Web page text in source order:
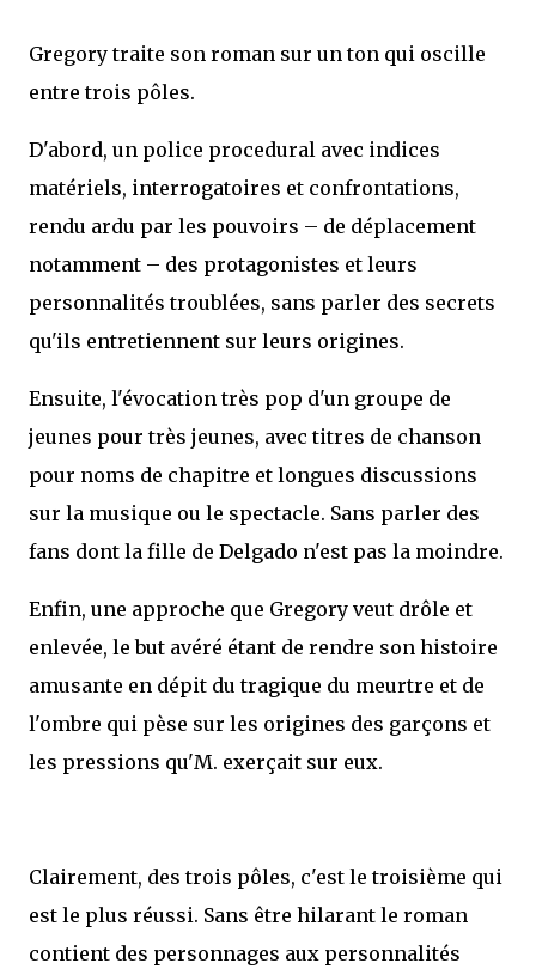
Gregory traite son roman sur un ton qui oscille
entre trois pôles.
D'abord, un police procedural avec indices
matériels, interrogatoires et confrontations,
rendu ardu par les pouvoirs – de déplacement
notamment – des protagonistes et leurs
personnalités troublées, sans parler des secrets
qu'ils entretiennent sur leurs origines.
Ensuite, l'évocation très pop d'un groupe de
jeunes pour très jeunes, avec titres de chanson
pour noms de chapitre et longues discussions
sur la musique ou le spectacle. Sans parler des
fans dont la fille de Delgado n'est pas la moindre.
Enfin, une approche que Gregory veut drôle et
enlevée, le but avéré étant de rendre son histoire
amusante en dépit du tragique du meurtre et de
l'ombre qui pèse sur les origines des garçons et
les pressions qu'M. exerçait sur eux.
Clairement, des trois pôles, c'est le troisième qui
est le plus réussi. Sans être hilarant le roman
contient des personnages aux personnalités